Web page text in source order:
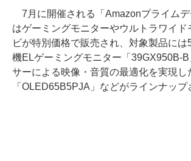
7月に開催される「Amazonプライムデ
はゲーミングモニターやウルトラワイド
ビが特別価格で販売され、対象製品に
機ELゲーミングモニター「39GX950B-
サーによる映像・音質の最適化を実現し
「OLED65B5PJA」などがラインナップ